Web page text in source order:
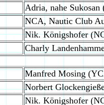
Adria, nahe Sukosan
NCA, Nautic Club
Nik. Königshofer
Charly
Manfred Mosing
Norbert
Nik. Königshofer